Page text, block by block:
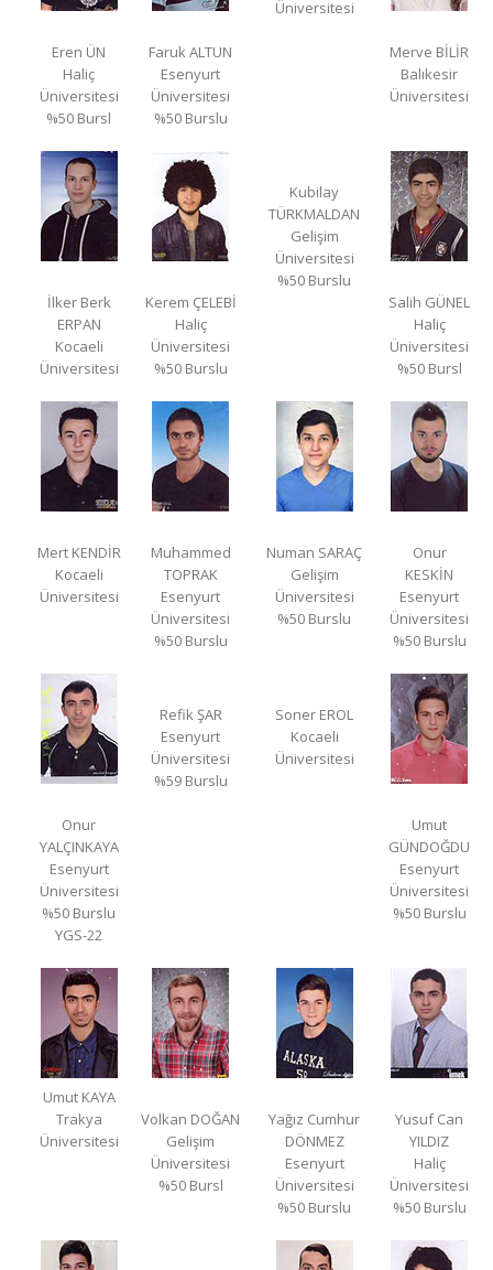
Eren ÜN
Haliç
Üniversitesi
%50 Bursl
Faruk ALTUN
Esenyurt
Üniversitesi
%50 Burslu
Üniversitesi
Merve BİLİR
Balıkesir
Üniversitesi
İlker Berk
ERPAN
Kocaeli
Üniversitesi
Kerem ÇELEBİ
Haliç
Üniversitesi
%50 Burslu
Kubilay
TÜRKMALDAN
Gelişim
Üniversitesi
%50 Burslu
Salih GÜNEL
Haliç
Üniversitesi
%50 Bursl
Mert KENDİR
Kocaeli
Üniversitesi
Muhammed
TOPRAK
Esenyurt
Üniversitesi
%50 Burslu
Numan SARAÇ
Gelişim
Üniversitesi
%50 Burslu
Onur
KESKİN
Esenyurt
Üniversitesi
%50 Burslu
Onur
YALÇINKAYA
Esenyurt
Üniversitesi
%50 Burslu
YGS-22
Refik ŞAR
Esenyurt
Üniversitesi
%59 Burslu
Soner EROL
Kocaeli
Üniversitesi
Umut
GÜNDOĞDU
Esenyurt
Üniversitesi
%50 Burslu
Umut KAYA
Trakya
Üniversitesi
Volkan DOĞAN
Gelişim
Üniversitesi
%50 Bursl
Yağız Cumhur
DÖNMEZ
Esenyurt
Üniversitesi
%50 Burslu
Yusuf Can
YILDIZ
Haliç
Üniversitesi
%50 Burslu